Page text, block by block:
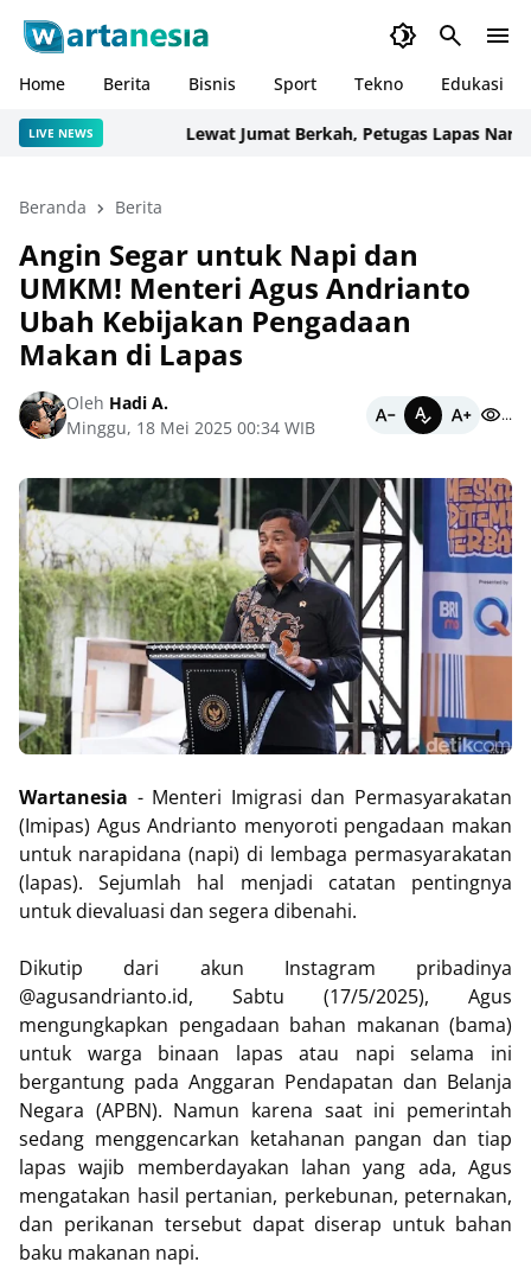
Home Berita Bisnis Sport Tekno Edukasi
LIVE NEWS Lewat Jumat Berkah, Petugas Lapas
Beranda Berita
Angin Segar untuk Napi dan
UMKM! Menteri Agus Andrianto
Ubah Kebijakan Pengadaan
Makan di Lapas
Oleh Hadi A.
Minggu, 18 Mei 2025 00:34 WIB
...
Wartanesia - Menteri Imigrasi dan Permasyarakatan
(Imipas) Agus Andrianto menyoroti pengadaan makan
untuk narapidana (napi) di lembaga permasyarakatan
(lapas). Sejumlah hal menjadi catatan pentingnya
untuk dievaluasi dan segera dibenahi.
Dikutip dari akun Instagram pribadinya
@agusandrianto.id, Sabtu (17/5/2025), Agus
mengungkapkan pengadaan bahan makanan (bama)
untuk warga binaan lapas atau napi selama ini
bergantung pada Anggaran Pendapatan dan Belanja
Negara (APBN). Namun karena saat ini pemerintah
sedang menggencarkan ketahanan pangan dan tiap
lapas wajib memberdayakan lahan yang ada, Agus
mengatakan hasil pertanian, perkebunan, peternakan,
dan perikanan tersebut dapat diserap untuk bahan
baku makanan napi.